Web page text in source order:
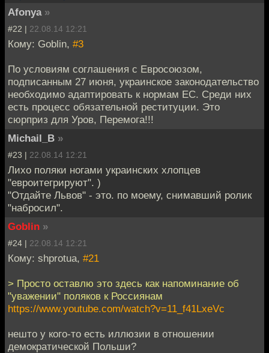
Afonya »
#22 | 22.08.14 12:21
Кому: Goblin, #3
По условиям cоглашения с Евросоюзом,
подписанным 27 июня, украинское законодательство
необходимо адаптировать к нормам ЕС. Среди них
есть процесс обязательной реституции. Это
сюрприз для Уров, Перемога!!!
Michail_B »
#23 | 22.08.14 12:21
Лихо поляки ногами украинских хлопцев
"евроитегрируют". )
"Отдайте Львов" - это. по моему, снимавший ролик
"набросил".
Goblin »
#24 | 22.08.14 12:21
Кому: shprotua, #21
> Просто оставлю это здесь как напоминание об
"уважении" поляков к Россиянам
https://www.youtube.com/watch?v=11_f41LxeVc
нешто у кого-то есть иллюзии в отношении
демократической Польши?